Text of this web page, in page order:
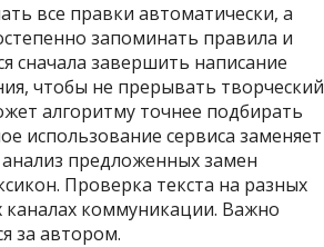
все правки автоматически, а
запоминать правила и
завершить написание
чтобы не прерывать творческий
алгоритму точнее подбирать
использование сервиса заменяет
предложенных замен
Проверка текста на разных
каналах коммуникации. Важно
за автором.